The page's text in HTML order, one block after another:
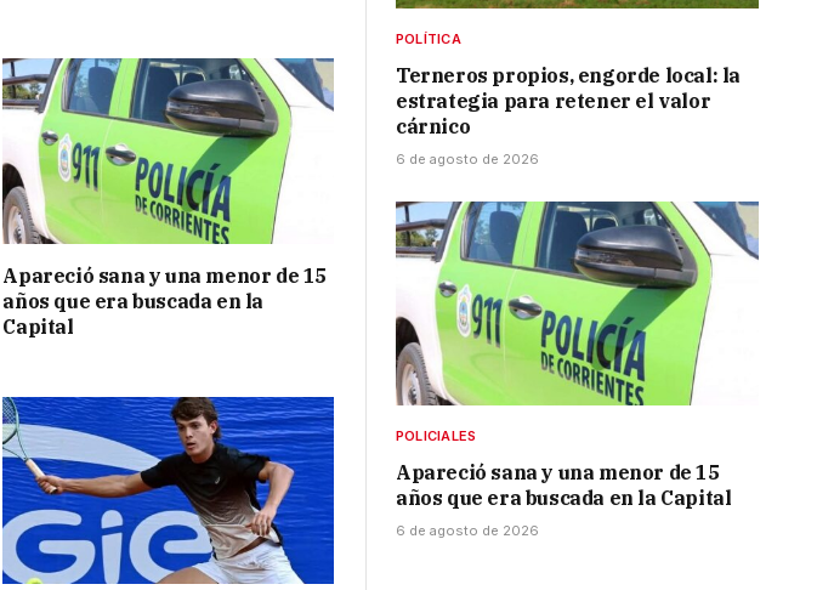
Apareció sana y una menor de 15
años que era buscada en la
Capital
POLÍTICA
Terneros propios, engorde local: la
estrategia para retener el valor
cárnico
6 de agosto de 2026
POLICIALES
Apareció sana y una menor de 15
años que era buscada en la Capital
6 de agosto de 2026